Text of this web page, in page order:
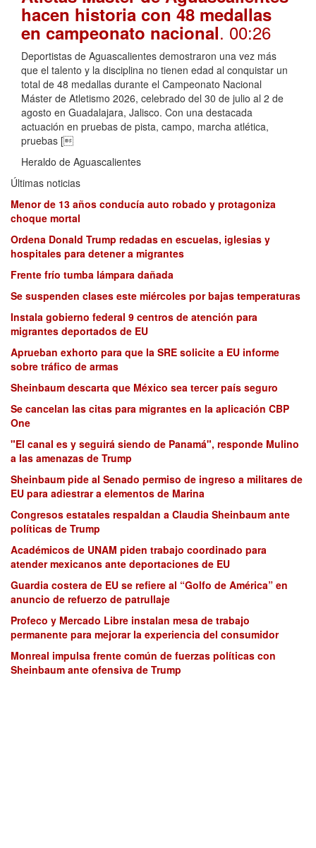
hacen historia con 48 medallas
en campeonato nacional. 00:26
Deportistas de Aguascalientes demostraron una vez más
que el talento y la disciplina no tienen edad al conquistar un
total de 48 medallas durante el Campeonato Nacional
Máster de Atletismo 2026, celebrado del 30 de julio al 2 de
agosto en Guadalajara, Jalisco. Con una destacada
actuación en pruebas de pista, campo, marcha atlética,
pruebas [
Heraldo de Aguascalientes
Últimas noticias
Menor de 13 años conducía auto robado y protagoniza
choque mortal
Ordena Donald Trump redadas en escuelas, iglesias y
hospitales para detener a migrantes
Frente frío tumba lámpara dañada
Se suspenden clases este miércoles por bajas temperaturas
Instala gobierno federal 9 centros de atención para
migrantes deportados de EU
Aprueban exhorto para que la SRE solicite a EU informe
sobre tráfico de armas
Sheinbaum descarta que México sea tercer país seguro
Se cancelan las citas para migrantes en la aplicación CBP
One
"El canal es y seguirá siendo de Panamá", responde Mulino
a las amenazas de Trump
Sheinbaum pide al Senado permiso de ingreso a militares de
EU para adiestrar a elementos de Marina
Congresos estatales respaldan a Claudia Sheinbaum ante
políticas de Trump
Académicos de UNAM piden trabajo coordinado para
atender mexicanos ante deportaciones de EU
Guardia costera de EU se refiere al “Golfo de América” en
anuncio de refuerzo de patrullaje
Profeco y Mercado Libre instalan mesa de trabajo
permanente para mejorar la experiencia del consumidor
Monreal impulsa frente común de fuerzas políticas con
Sheinbaum ante ofensiva de Trump